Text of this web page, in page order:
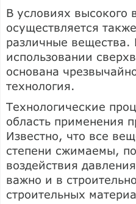
В условиях высокого
осуществляется
различные вещества.
использовании
основана
технология.
Технологические
область применения
Известно, что все
степени сжимаемы,
воздействия
важно и в
строительных